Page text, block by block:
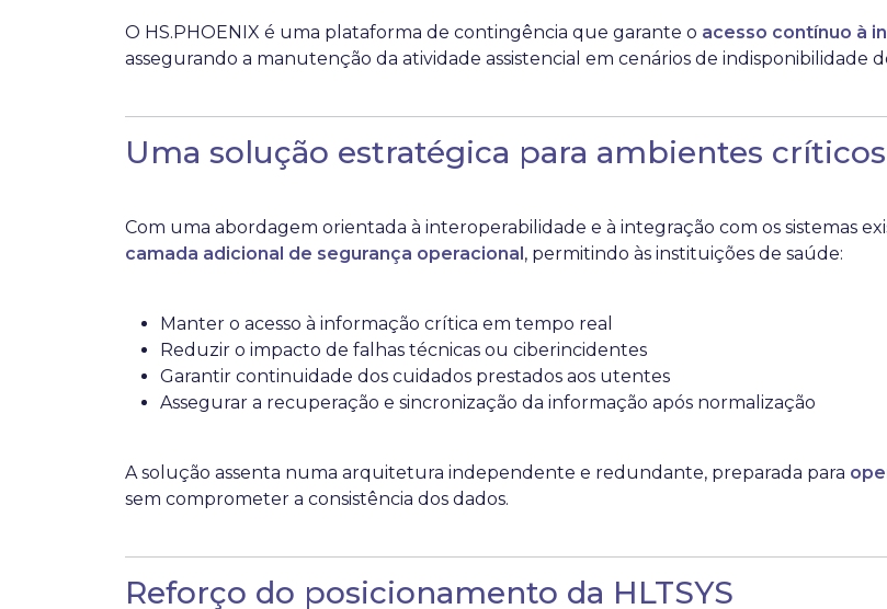
O HS.PHOENIX é uma plataforma de contingência que garante o acesso contínuo à
assegurando a manutenção da atividade assistencial em cenários de indisponibilidade
Uma solução estratégica para ambientes críticos
Com uma abordagem orientada à interoperabilidade e à integração com os sistemas
camada adicional de segurança operacional, permitindo às instituições de saúde:
Manter o acesso à informação crítica em tempo real
Reduzir o impacto de falhas técnicas ou ciberincidentes
Garantir continuidade dos cuidados prestados aos utentes
Assegurar a recuperação e sincronização da informação após normalização
A solução assenta numa arquitetura independente e redundante, preparada para
sem comprometer a consistência dos dados.
Reforço do posicionamento da HLTSYS